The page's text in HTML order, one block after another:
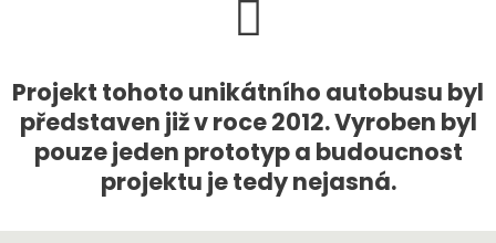
Projekt tohoto unikátního autobusu byl
představen již v roce 2012. Vyroben byl
pouze jeden prototyp a budoucnost
projektu je tedy nejasná.